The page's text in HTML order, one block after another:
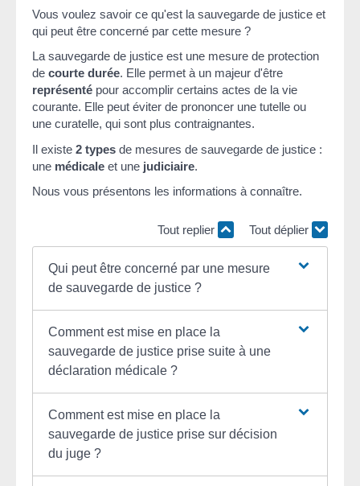
Vous voulez savoir ce qu'est la sauvegarde de justice et
qui peut être concerné par cette mesure ?
La sauvegarde de justice est une mesure de protection
de courte durée. Elle permet à un majeur d'être
représenté pour accomplir certains actes de la vie
courante. Elle peut éviter de prononcer une tutelle ou
une curatelle, qui sont plus contraignantes.
Il existe 2 types de mesures de sauvegarde de justice :
une médicale et une judiciaire.
Nous vous présentons les informations à connaître.
Tout replier Tout déplier
Qui peut être concerné par une mesure
de sauvegarde de justice ?
Comment est mise en place la
sauvegarde de justice prise suite à une
déclaration médicale ?
Comment est mise en place la
sauvegarde de justice prise sur décision
du juge ?